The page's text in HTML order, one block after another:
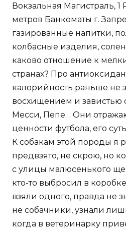
Вокзальная Магистраль, 1
метров Банкоматы г.
газированные напитки,
колбасные изделия,
каково отношение к
странах? Про
калорийность раньше не
восхищением и
Месси, Пепе… Они
ценности футбола, его
К собакам этой породы я
предвзято, не скрою, но
с улицы малюсенького
кто-то выбросил в
взяли одного, правда не
не собачники, узнали
когда в ветеринарку